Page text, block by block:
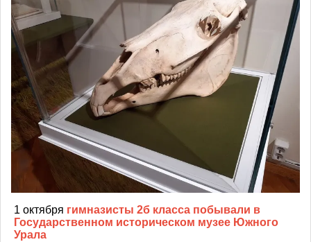
1 октября гимназисты 2б класса побывали в
Государственном историческом музее Южного
Урала